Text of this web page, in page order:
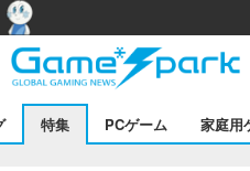
特集 PCゲーム 家庭用